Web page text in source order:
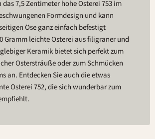
7,5 Zentimeter hohe Osterei 753 im
Formdesign und kann
Öse ganz einfach befestigt
Gramm leichte Osterei aus filigraner und
Keramik bietet sich perfekt zum
Ostersträuße oder zum Schmücken
an. Entdecken Sie auch die etwas
Osterei 752, die sich wunderbar zum